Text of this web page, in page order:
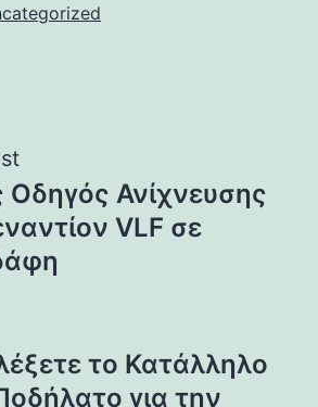
Ανίχνευσης
VLF σε
το Κατάλληλο
για την